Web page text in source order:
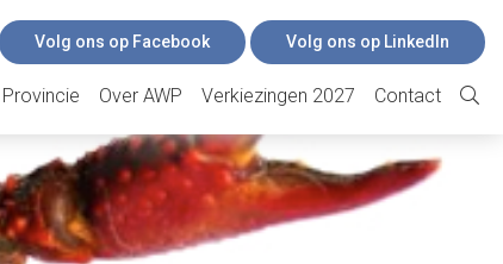
Volg ons op Facebook Volg ons op LinkedIn
Provincie Over AWP Verkiezingen 2027 Contact